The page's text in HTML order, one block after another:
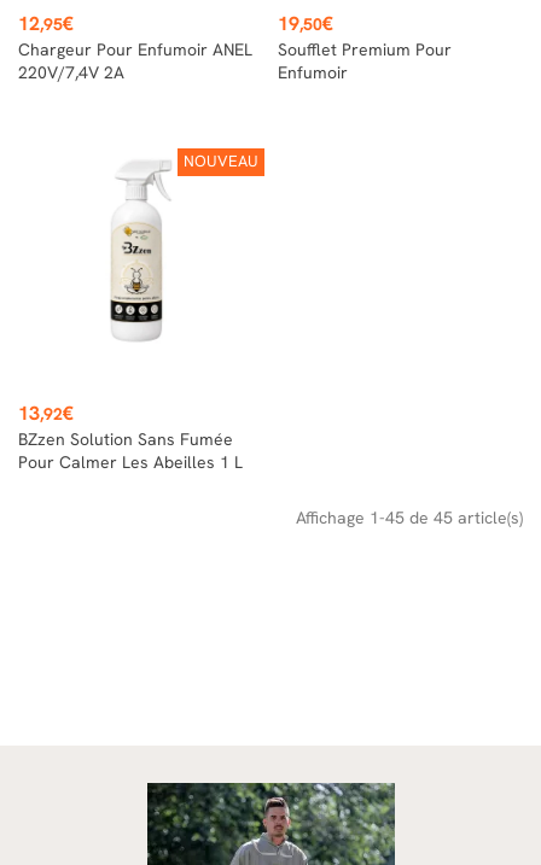
Prix
12,95€
Chargeur Pour Enfumoir ANEL
220V/7,4V 2A
Prix
19,50€
Soufflet Premium Pour
Enfumoir
NOUVEAU
Prix
13,92€
BZzen Solution Sans Fumée
Pour Calmer Les Abeilles 1 L
Affichage 1-45 de 45 article(s)